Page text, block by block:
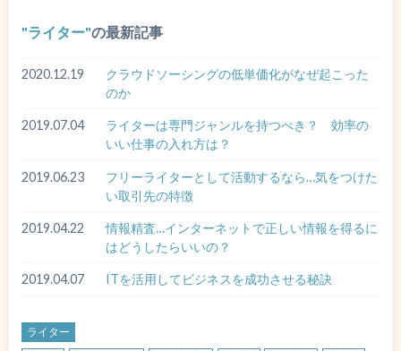
ライター の最新記事
2020.12.19
クラウドソーシングの低単価化がなぜ起こった
のか
2019.07.04
ライターは専門ジャンルを持つべき？ 効率の
いい仕事の入れ方は？
2019.06.23
フリーライターとして活動するなら…気をつけた
い取引先の特徴
2019.04.22
情報精査…インターネットで正しい情報を得るに
はどうしたらいいの？
2019.04.07 ITを活用してビジネスを成功させる秘訣
ライター